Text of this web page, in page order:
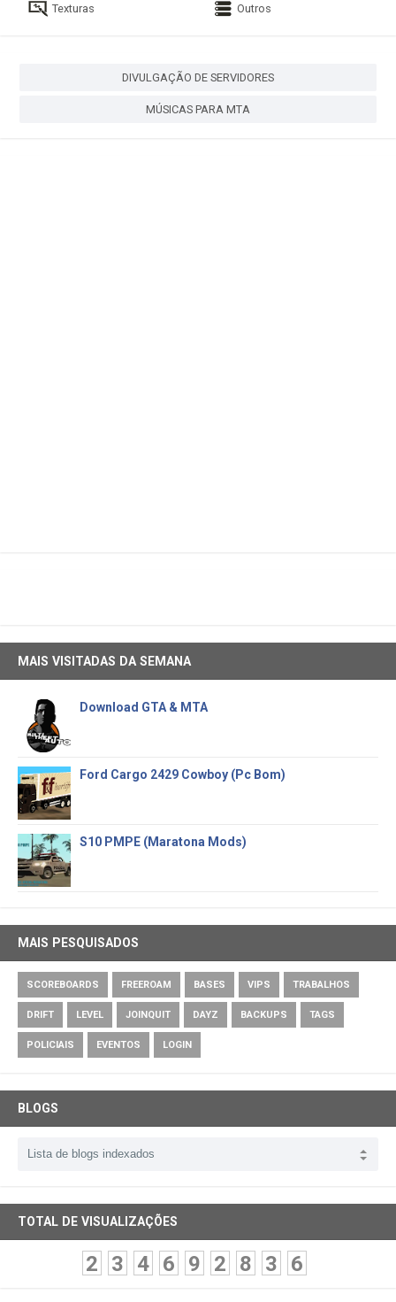
Texturas Outros
DIVULGAÇÃO DE SERVIDORES
MÚSICAS PARA MTA
MAIS VISITADAS DA SEMANA
Download GTA & MTA
Ford Cargo 2429 Cowboy (Pc Bom)
S10 PMPE (Maratona Mods)
MAIS PESQUISADOS
SCOREBOARDS FREEROAM BASES VIPS TRABALHOS
DRIFT LEVEL JOINQUIT DAYZ BACKUPS TAGS
POLICIAIS EVENTOS LOGIN
BLOGS
TOTAL DE VISUALIZAÇÕES
2 3 4 6 9 2 8 3 6